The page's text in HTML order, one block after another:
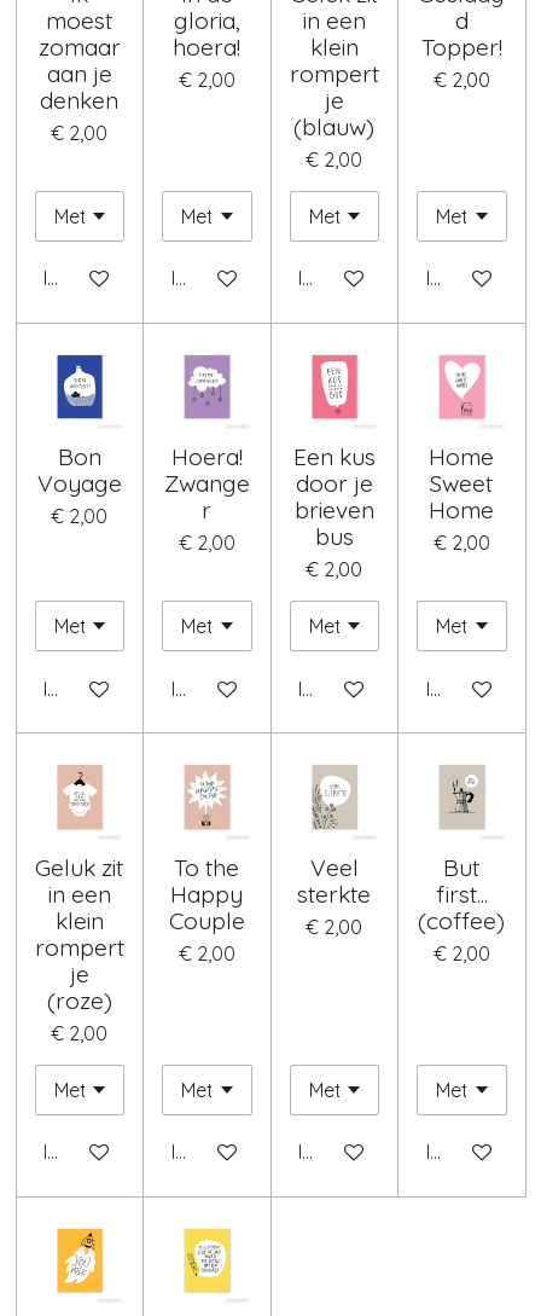
moest
zomaar
aan je
denken
€ 2,00
In winkelwagen
gloria,
hoera!
€ 2,00
In winkelwagen
in een
klein
rompert
je
(blauw)
€ 2,00
In winkelwagen
d
Topper!
€ 2,00
In
Bon
Voyage
€ 2,00
In winkelwagen
Hoera!
Zwange
r
€ 2,00
In winkelwagen
Een kus
door je
brieven
bus
€ 2,00
In winkelwagen
Home
Sweet
Home
€ 2,00
In
Geluk zit
in een
klein
rompert
je
(roze)
€ 2,00
In winkelwagen
To the
Happy
Couple
€ 2,00
In winkelwagen
Veel
sterkte
€ 2,00
In winkelwagen
But
first...
(coffee)
€ 2,00
In